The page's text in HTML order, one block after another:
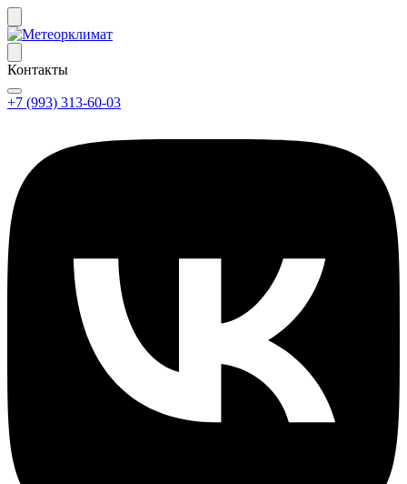
Контакты
+7 (993) 313-60-03